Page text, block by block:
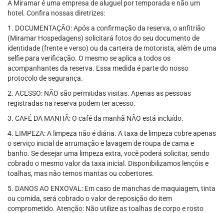
A Miramar é uma empresa de aluguel por temporada e não um
hotel. Confira nossas diretrizes:
1. DOCUMENTAÇÃO: Após a confirmação da reserva, o anfitrião
(Miramar Hospedagens) solicitará fotos do seu documento de
identidade (frente e verso) ou da carteira de motorista, além de uma
selfie para verificação. O mesmo se aplica a todos os
acompanhantes da reserva. Essa medida é parte do nosso
protocolo de segurança.
2. ACESSO: NÃO são permitidas visitas. Apenas as pessoas
registradas na reserva podem ter acesso.
3. CAFÉ DA MANHÃ: O café da manhã NÃO está incluído.
4. LIMPEZA: A limpeza não é diária. A taxa de limpeza cobre apenas
o serviço inicial de arrumação e lavagem de roupa de cama e
banho. Se desejar uma limpeza extra, você poderá solicitar, sendo
cobrado o mesmo valor da taxa inicial. Disponibilizamos lençóis e
toalhas, mas não temos mantas ou cobertores.
5. DANOS AO ENXOVAL: Em caso de manchas de maquiagem, tinta
ou comida, será cobrado o valor de reposição do item
comprometido. Atenção: Não utilize as toalhas de corpo e rosto